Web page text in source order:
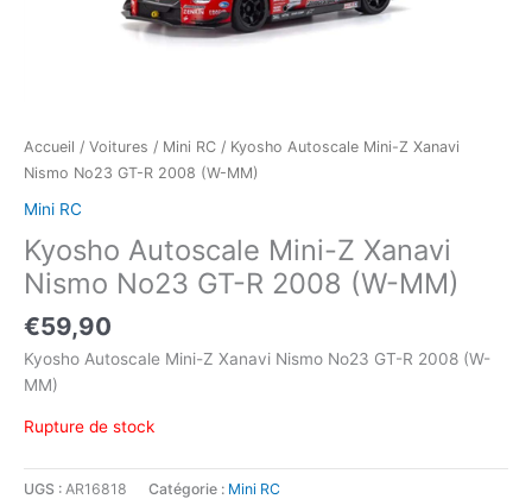
Accueil / Voitures / Mini RC / Kyosho Autoscale Mini-Z Xanavi
Nismo No23 GT-R 2008 (W-MM)
Mini RC
Kyosho Autoscale Mini-Z Xanavi
Nismo No23 GT-R 2008 (W-MM)
€59,90
Kyosho Autoscale Mini-Z Xanavi Nismo No23 GT-R 2008 (W-
MM)
Rupture de stock
UGS : AR16818 Catégorie : Mini RC